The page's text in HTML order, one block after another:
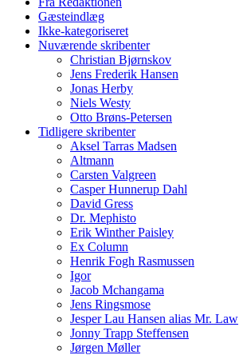
Gæsteindlæg
Ikke-kategoriseret
Nuværende skribenter
Christian Bjørnskov
Jens Frederik Hansen
Jonas Herby
Niels Westy
Otto Brøns-Petersen
Tidligere skribenter
Aksel Tarras Madsen
Altmann
Carsten Valgreen
Casper Hunnerup Dahl
David Gress
Dr. Mephisto
Erik Winther Paisley
Ex Column
Henrik Fogh Rasmussen
Igor
Jacob Mchangama
Jens Ringsmose
Jesper Lau Hansen alias Mr. Law
Jonny Trapp Steffensen
Jørgen Møller